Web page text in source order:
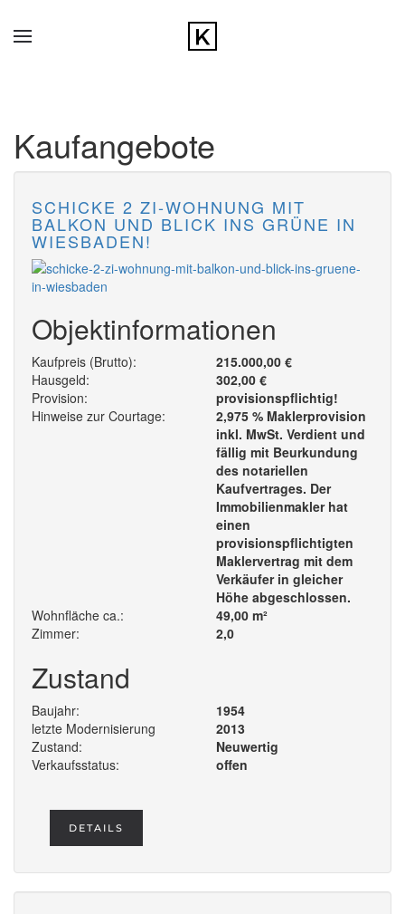
Zum Hauptinhalt springen
Kaufangebote
SCHICKE 2 ZI-WOHNUNG MIT
BALKON UND BLICK INS GRÜNE IN
WIESBADEN!
Objektinformationen
Kaufpreis (Brutto):
215.000,00 €
Hausgeld:
302,00 €
Provision:
provisionspflichtig!
Hinweise zur Courtage:
2,975 % Maklerprovision
inkl. MwSt. Verdient und
fällig mit Beurkundung
des notariellen
Kaufvertrages. Der
Immobilienmakler hat
einen
provisionspflichtigten
Maklervertrag mit dem
Verkäufer in gleicher
Höhe abgeschlossen.
Wohnfläche ca.:
49,00 m²
Zimmer:
2,0
Zustand
Baujahr:
1954
letzte Modernisierung
2013
Zustand:
Neuwertig
Verkaufsstatus:
offen
DETAILS